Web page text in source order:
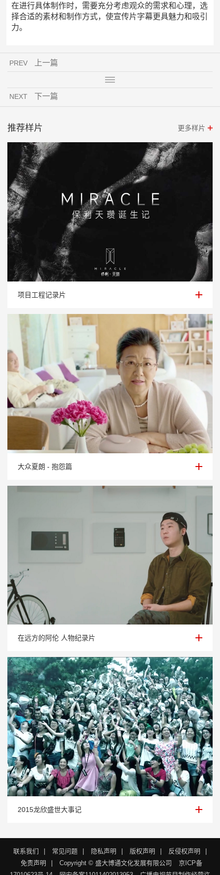
在进行具体制作时，需要充分考虑观众的需求和心理，选
择合适的素材和制作方式，使宣传片字幕更具魅力和吸引
力。
PREV 上一篇
NEXT 下一篇
推荐样片 更多样片
项目工程记录片
项目工程记录片
大众夏朗 - 抱怨篇
大众夏朗 - 抱怨篇
在远方的阿伦 人物纪录片
在远方的阿伦 人物纪录片
2015龙欣盛世大事记
2015龙欣盛世大事记
联系我们 | 常见问题 | 隐私声明 | 版权声明 | 反侵权声明
|
免责声明
| Copyright © 盛大博通文化发展有限公司
京ICP备